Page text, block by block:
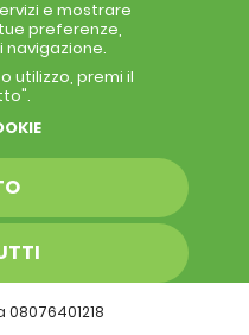
e mostrare
preferenze,
navigazione.
utilizzo, premi il
08076401218